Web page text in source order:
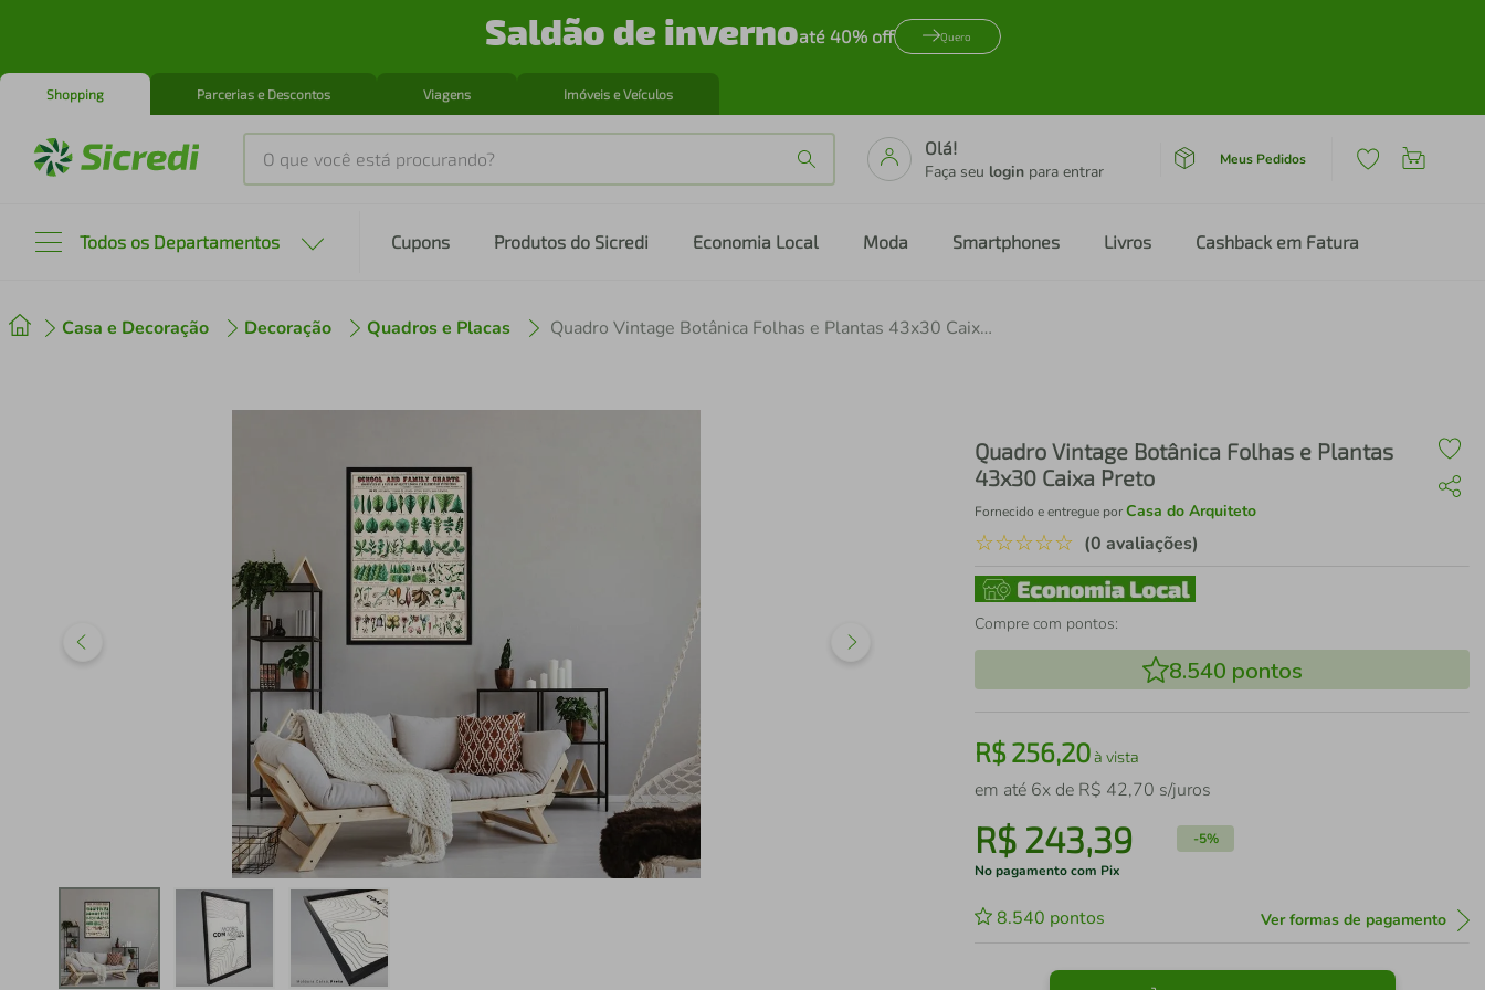
Saldão de invernoaté 40% off Quero
Shopping Parcerias e Descontos Viagens Imóveis e Veículos
O que você está procurando?
Olá!
Faça seu login para entrar
Meus Pedidos
Todos os Departamentos Cupons Produtos do Sicredi Economia Local Moda Smartphones Livros Cashback em Fatura
Casa e Decoração Decoração Quadros e Placas Quadro Vintage Botânica Folhas e Plantas 43x30 Caixa Preto
Quadro Vintage Botânica Folhas e Plantas
43x30 Caixa Preto
Fornecido e entregue porCasa do Arquiteto
☆☆☆☆☆ (0 avaliações)
Compre com pontos:
8.540 pontos
R$256,20à vista
em até 6x de R$ 42,70 s/juros
R$ 243,39 -5%
No pagamento com Pix
8.540 pontos Ver formas de pagamento
º cafeteira